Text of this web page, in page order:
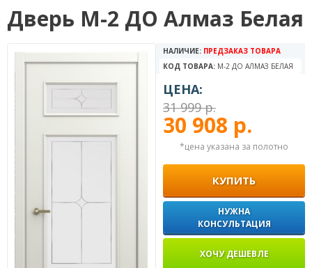
Дверь М-2 ДО Алмаз Белая
НАЛИЧИЕ: ПРЕДЗАКАЗ ТОВАРА
КОД ТОВАРА: М-2 ДО АЛМАЗ БЕЛАЯ
ЦЕНА:
31 999 р.
30 908 р.
*цена указана за полотно
КУПИТЬ
НУЖНА
КОНСУЛЬТАЦИЯ
ХОЧУ ДЕШЕВЛЕ